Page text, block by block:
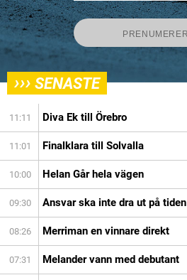
››› SENASTE
11:11 Diva Ek till Örebro
11:01 Finalklara till Solvalla
10:00 Helan Går hela vägen
09:30 Ansvar ska inte dra ut på tiden
08:26 Merriman en vinnare direkt
07:31 Melander vann med debutant